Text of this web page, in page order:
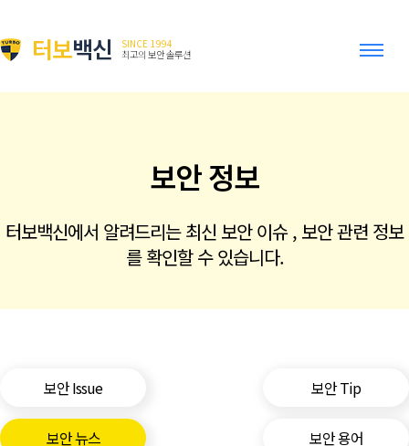
터보백신
SINCE 1994
최고의 보안 솔루션
보안 정보
터보백신에서 알려드리는 최신 보안 이슈 , 보안 관련 정보
를 확인할 수 있습니다.
보안 Issue 보안 Tip
보안 뉴스 보안 용어